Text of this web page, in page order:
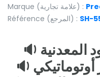
Marque (علامة تجارية) :
Référence (المرجع) : SH-
المعدنية 🔉
🔉